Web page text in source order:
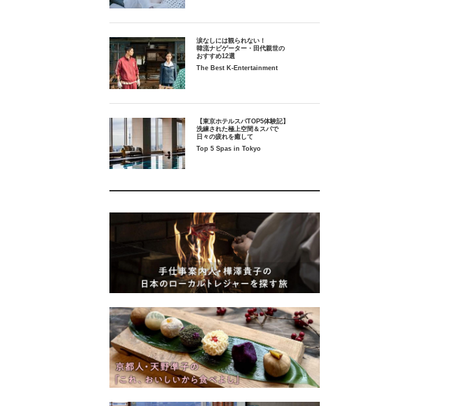
涙なしには観られない！
韓流ナビゲーター・田代親世の
おすすめ12選
The Best K-Entertainment
【東京ホテルスパTOP5体験記】
洗練された極上空間＆スパで
日々の疲れを癒して
Top 5 Spas in Tokyo